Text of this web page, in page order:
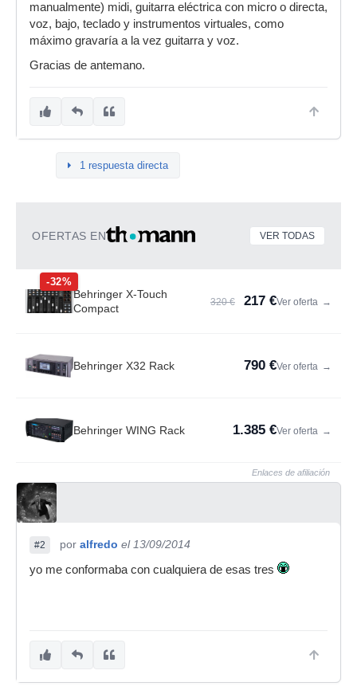
manualmente) midi, guitarra eléctrica con micro o directa,
voz, bajo, teclado y instrumentos virtuales, como
máximo gravaría a la vez guitarra y voz.
Gracias de antemano.
1 respuesta directa
OFERTAS EN VER TODAS
-32%
Behringer X-Touch
Compact
320 € 217 €Ver oferta →
Behringer X32 Rack 790 €Ver oferta →
Behringer WING Rack 1.385 €Ver oferta →
Enlaces de afiliación
#2 por alfredo el 13/09/2014
yo me conformaba con cualquiera de esas tres